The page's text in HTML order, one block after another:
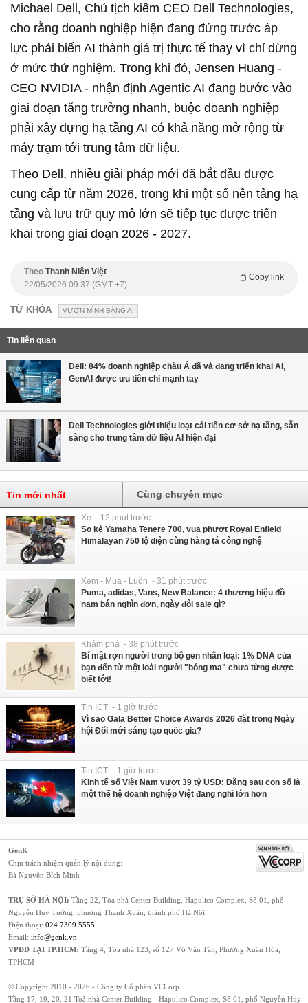
Michael Dell, Chủ tịch kiêm CEO Dell Technologies,
cho rằng doanh nghiệp hiện đang đứng trước áp
lực phải biến AI thành giá trị thực tế thay vì chỉ dừng
ở mức thử nghiệm. Trong khi đó, Jensen Huang -
CEO NVIDIA - nhận định Agentic AI đang bước vào
giai đoạn tăng trưởng nhanh, buộc doanh nghiệp
phải xây dựng hạ tầng AI có khả năng mở rộng từ
máy trạm tới trung tâm dữ liệu.
Theo Dell, nhiều giải pháp mới đã bắt đầu được
cung cấp từ năm 2026, trong khi một số nền tảng hạ
tầng và lưu trữ quy mô lớn sẽ tiếp tục được triển
khai trong giai đoạn 2026 - 2027.
Theo Thanh Niên Việt
Copy link
22/05/2026 09:37 (GMT +7)
TỪ KHÓA VƯƠN MÌNH BẰNG AI
Tin liên quan
Dell: 84% doanh nghiệp châu Á đã và đang triển khai AI,
GenAI được ưu tiên chi mạnh tay
Dell Technologies giới thiệu loạt cải tiến cơ sở hạ tầng, sẵn
sàng cho trung tâm dữ liệu AI hiện đại
Tin mới nhất Cùng chuyên mục
Xe - 12 phút trước
So kè Yamaha Tenere 700, vua phượt Royal Enfield
Himalayan 750 lộ diện cùng hàng tá công nghệ
Xem - Mua - Luôn - 31 phút trước
Puma, adidas, Vans, New Balance: 4 thương hiệu đồ
nam bán nghìn đơn, ngày đôi sale gì?
Khám phá - 38 phút trước
Bí mật rợn người trong bộ gen nhân loại: 1% DNA của
bạn đến từ một loài người "bóng ma" chưa từng được
biết tới!
Tin ICT - 1 giờ trước
Vì sao Gala Better Choice Awards 2026 đặt trong Ngày
hội Đổi mới sáng tạo quốc gia?
Tin ICT - 1 giờ trước
Kinh tế số Việt Nam vượt 39 tỷ USD: Đằng sau con số là
một thế hệ doanh nghiệp Việt đang nghĩ lớn hơn
GenK
Chịu trách nhiệm quản lý nội dung:
Bà Nguyễn Bích Minh
TRỤ SỞ HÀ NỘI: Tầng 22, Tòa nhà Center Building, Hapulico Complex, Số 01, phố
Nguyễn Huy Tưởng, phường Thanh Xuân, thành phố Hà Nội
Điện thoại: 024 7309 5555
Email: info@genk.vn
VPĐD TẠI TP.HCM: Tầng 4, Tòa nhà 123, số 127 Võ Văn Tần, Phường Xuân Hòa,
TPHCM
© Copyright 2010 - 2026 - Công ty Cổ phần VCCorp
Tầng 17, 19, 20, 21 Toà nhà Center Building - Hapulico Complex, Số 01, phố Nguyễn Huy